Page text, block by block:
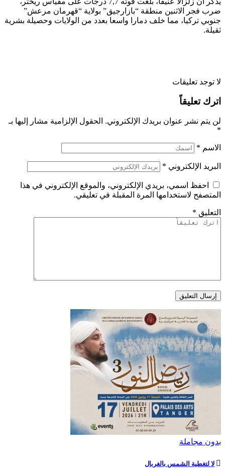
ضرب فجر الاثنين منطقة “بازارجيق” بولاية “قهرمان مرعش”
جنوبي تركيا، مما خلف دمارا واسعا بعدد من الولايات وحصيلة بشرية
ثقيلة.
لا توجد تعليقات
اترك تعليقاً
لن يتم نشر عنوان بريدك الإلكتروني. الحقول الإلزامية مشار إليها بـ
*
الاسم *
البريد الإلكتروني *
احفظ اسمي، بريدي الإلكتروني، والموقع الإلكتروني في هذا
المتصفح لاستخدامها المرة المقبلة في تعليقي.
التعليق *
بدون مجاملة
لا لتغطية الشمس بالغربال